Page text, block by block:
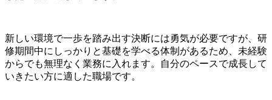
新しい環境で一歩を踏み出す決断には勇気が必要ですが、研
修期間中にしっかりと基礎を学べる体制があるため、未経験
からでも無理なく業務に入れます。自分のペースで成長して
いきたい方に適した職場です。